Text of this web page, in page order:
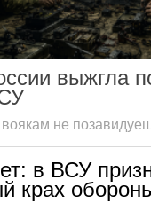
выжгла
не
в ВСУ
крах